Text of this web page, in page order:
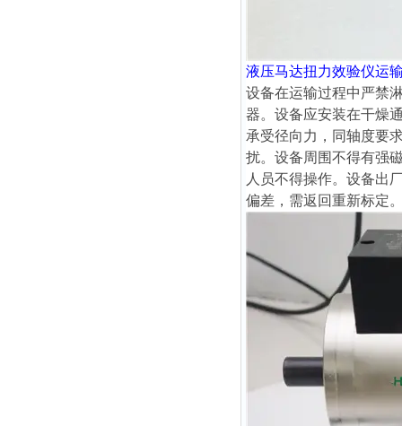
液压马达扭力效验仪运
设备在运输过程中严禁
器。设备应安装在干燥
承受径向力，同轴度要
扰。设备周围不得有强
人员不得操作。设备出
偏差，需返回重新标定